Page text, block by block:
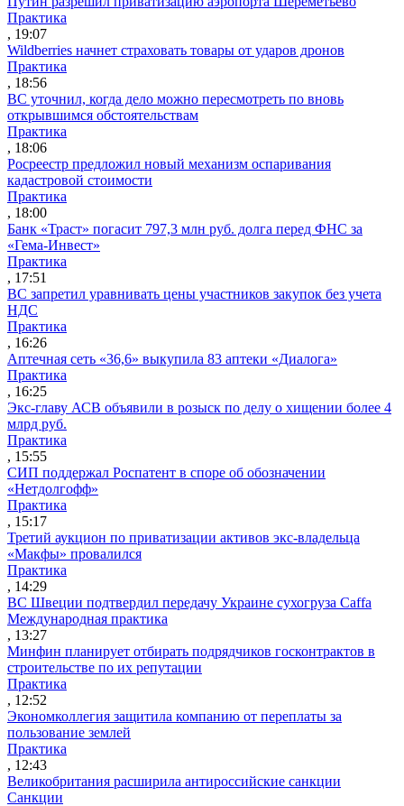
Практика
, 19:07
Wildberries начнет страховать товары от ударов дронов
Практика
, 18:56
ВС уточнил, когда дело можно пересмотреть по вновь
открывшимся обстоятельствам
Практика
, 18:06
Росреестр предложил новый механизм оспаривания
кадастровой стоимости
Практика
, 18:00
Банк «Траст» погасит 797,3 млн руб. долга перед ФНС за
«Гема-Инвест»
Практика
, 17:51
ВС запретил уравнивать цены участников закупок без учета
НДС
Практика
, 16:26
Аптечная сеть «36,6» выкупила 83 аптеки «Диалога»
Практика
, 16:25
Экс-главу АСВ объявили в розыск по делу о хищении более 4
млрд руб.
Практика
, 15:55
СИП поддержал Роспатент в споре об обозначении
«Нетдолгофф»
Практика
, 15:17
Третий аукцион по приватизации активов экс-владельца
«Макфы» провалился
Практика
, 14:29
ВС Швеции подтвердил передачу Украине сухогруза Caffa
Международная практика
, 13:27
Минфин планирует отбирать подрядчиков госконтрактов в
строительстве по их репутации
Практика
, 12:52
Экономколлегия защитила компанию от переплаты за
пользование землей
Практика
, 12:43
Великобритания расширила антироссийские санкции
Санкции